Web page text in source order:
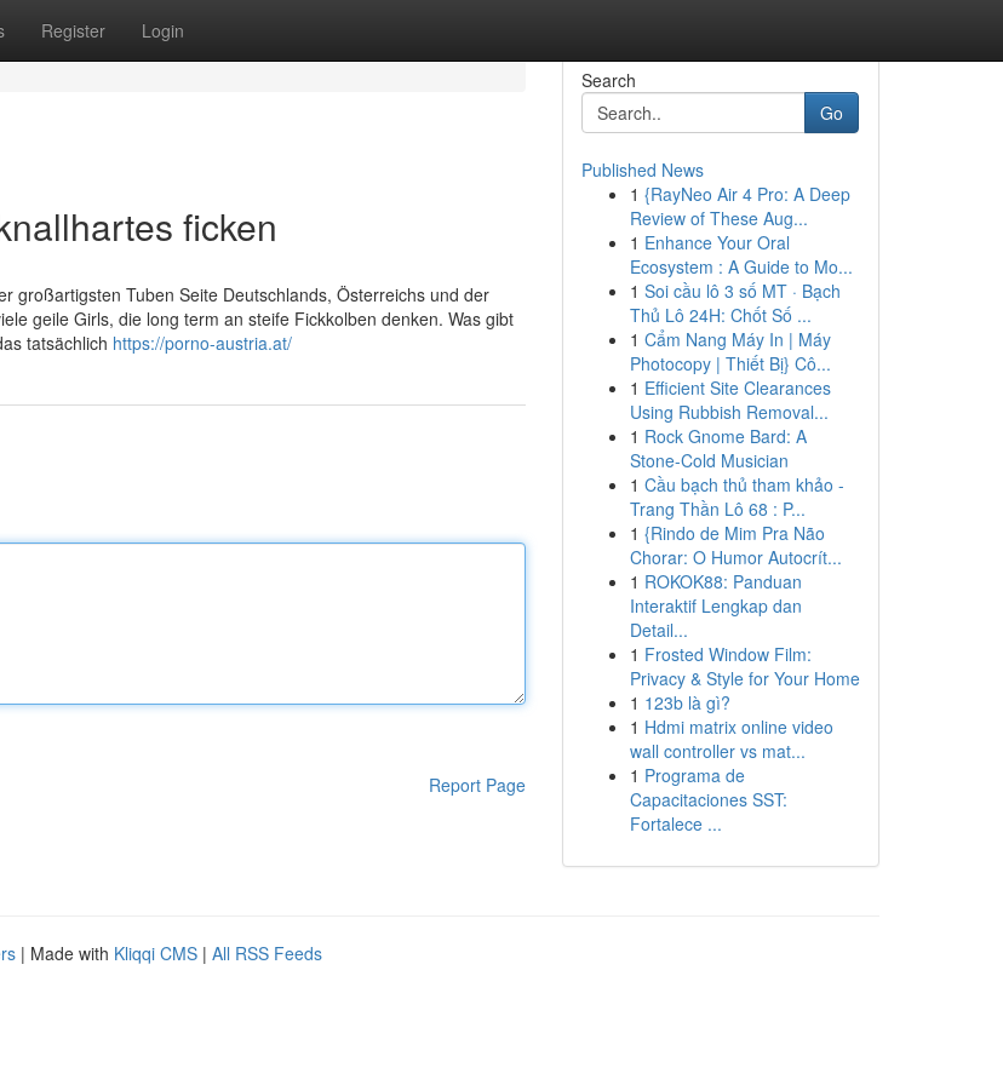
Register Login
ficken
großartigsten Tuben Seite Deutschlands, Österreichs und der
geile Girls, die long term an steife Fickkolben denken. Was gibt
tatsächlich https://porno-austria.at/
Report Page
Search
Go
Published News
1 {RayNeo Air 4 Pro: A Deep
Review of These Aug...
1 Enhance Your Oral
Ecosystem : A Guide to Mo...
1 Soi cầu lô 3 số MT · Bạch
Thủ Lô 24H: Chốt Số ...
1 Cẩm Nang Máy In | Máy
Photocopy | Thiết Bị} Cô...
1 Efficient Site Clearances
Using Rubbish Removal...
1 Rock Gnome Bard: A
Stone-Cold Musician
1 Cầu bạch thủ tham khảo -
Trang Thần Lô 68 : P...
1 {Rindo de Mim Pra Não
Chorar: O Humor Autocrít...
1 ROKOK88: Panduan
Interaktif Lengkap dan
Detail...
1 Frosted Window Film:
Privacy & Style for Your Home
1 123b là gì?
1 Hdmi matrix online video
wall controller vs mat...
1 Programa de
Capacitaciones SST:
Fortalece ...
| Made with Kliqqi CMS | All RSS Feeds